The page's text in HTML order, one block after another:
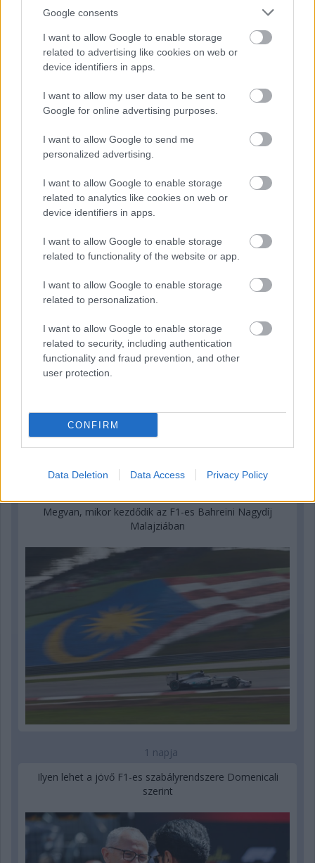
Google consents
I want to allow Google to enable storage
related to advertising like cookies on web or
device identifiers in apps.
I want to allow my user data to be sent to
Google for online advertising purposes.
I want to allow Google to send me
personalized advertising.
I want to allow Google to enable storage
related to analytics like cookies on web or
device identifiers in apps.
I want to allow Google to enable storage
related to functionality of the website or app.
I want to allow Google to enable storage
related to personalization.
I want to allow Google to enable storage
related to security, including authentication
functionality and fraud prevention, and other
user protection.
CONFIRM
Data Deletion Data Access Privacy Policy
Kövess minket a Facebookon
Parc Fermé
Hakkinen megtartaná a Norris-Piastri párost a
McLarennél, nem borítaná fel Verstappenért
Megvan, mikor kezdődik az F1-es Bahreini Nagydíj
Malajziában
1 napja
Ilyen lehet a jövő F1-es szabályrendszere Domenicali
szerint